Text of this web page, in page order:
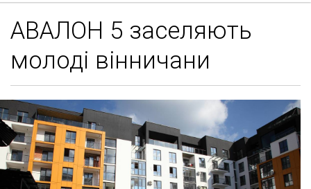
АВАЛОН 5 заселяють
молоді вінничани